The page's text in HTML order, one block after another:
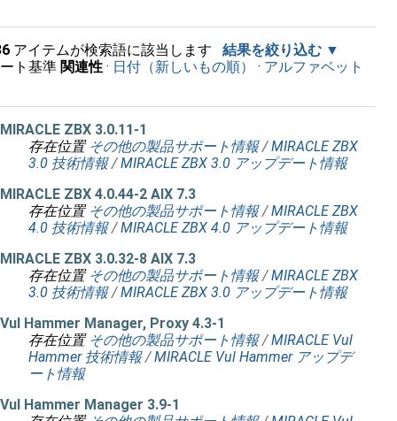
アイテムが検索語に該当します
結果を絞り込む
ト基準 関連性 · 日付（新しいもの順） · アルファベット
MIRACLE ZBX 3.0.11-1
存在位置 その他の製品サポート情報 /MIRACLE ZBX
3.0 技術情報 /MIRACLE ZBX 3.0 アップデート情報
MIRACLE ZBX 4.0.44-2 AIX 7.3
存在位置 その他の製品サポート情報 /MIRACLE ZBX
4.0 技術情報 /MIRACLE ZBX 4.0 アップデート情報
MIRACLE ZBX 3.0.32-8 AIX 7.3
存在位置 その他の製品サポート情報 /MIRACLE ZBX
3.0 技術情報 /MIRACLE ZBX 3.0 アップデート情報
Vul Hammer Manager, Proxy 4.3-1
存在位置 その他の製品サポート情報 /MIRACLE Vul
Hammer 技術情報 /MIRACLE Vul Hammer アップデ
ート情報
Vul Hammer Manager 3.9-1